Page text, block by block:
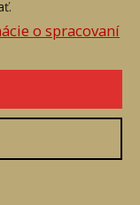
dražby
2007 - 2026
tejto stránky je
Všetky práva sú
o spracovaní